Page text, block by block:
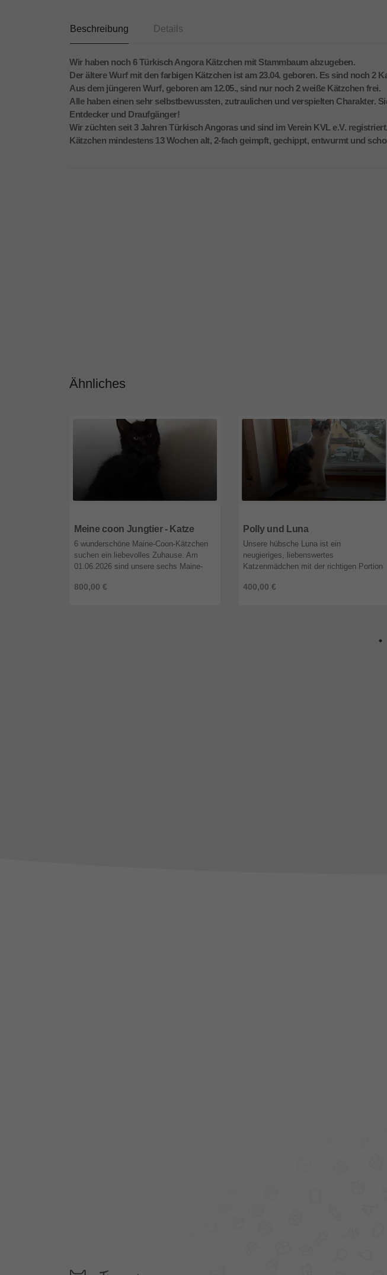
Beschreibung Details
Wir haben noch 6 Türkisch Angora Kätzchen mit Stammbaum abzugeben.
Der ältere Wurf mit den farbigen Kätzchen ist am 23.04. geboren. Es sind noch 2
Aus dem jüngeren Wurf, geboren am 12.05., sind nur noch 2 weiße Kätzchen frei.
Alle haben einen sehr selbstbewussten, zutraulichen und verspielten Charakter.
Entdecker und Draufgänger!
Wir züchten seit 3 Jahren Türkisch Angoras und sind im Verein KVL e.V.
Kätzchen mindestens 13 Wochen alt, 2-fach geimpft, gechippt, entwurmt und
Ähnliches
Meine coon Jungtier - Katze
800,00 €
6 wunderschöne Maine-Coon-Kätzchen
suchen ein liebevolles Zuhause. Am
01.06.2026 sind unsere sechs Maine-
neues Zuhause: 🖤 2 schwarze Kater 🩶
Polly und Luna
400,00 €
Unsere hübsche Luna ist ein
neugieriges, liebenswertes
Katzenmädchen mit der richtigen Portion
sehr menschenbezogen zeigt sie